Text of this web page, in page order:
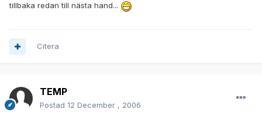
tillbaka redan till nästa hand...
Citera
TEMP
Postad 12 December , 2006